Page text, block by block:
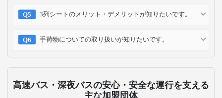
3列シートのメリット・デメリットが知りたいです。
手荷物についての取り扱いが知りたいです。
高速バス・深夜バスの安心・安全な運行を支える
主な加盟団体